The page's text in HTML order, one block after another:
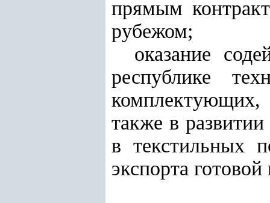
прямым
рубежом;
оказание
республике
комплектующих,
также в
в текстильных
экспорта